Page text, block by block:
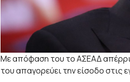
Με απόφαση του το ΑΣΕΑΔ
του απαγορεύει την είσοδο στις